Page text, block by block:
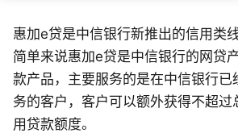
惠加e贷是中信银行新推出的信用类
简单来说惠加e贷是中信银行的网贷
款产品，主要服务的是在中信银行已
务的客户，客户可以额外获得不超
用贷款额度。